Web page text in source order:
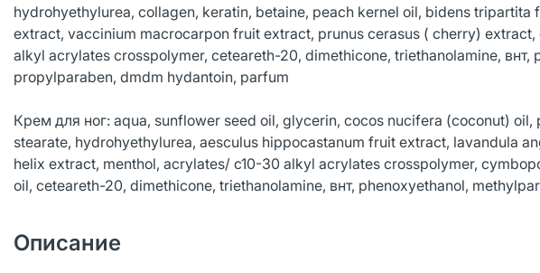
hydrohyethylurea, collagen, keratin, betaine, peach kernel oil, bidens
extract, vaccinium macrocarpon fruit extract, prunus cerasus ( cherry)
alkyl acrylates crosspolymer, ceteareth-20, dimethicone, triethanolamine,
propylparaben, dmdm hydantoin, parfum
Крем для ног: aqua, sunflower seed oil, glycerin, cocos nucifera (coconut)
stearate, hydrohyethylurea, аesculus hippocastanum fruit extract, lavandula
helix extract, menthol, acrylates/ c10-30 alkyl acrylates crosspolymer,
oil, ceteareth-20, dimethicone, triethanolamine, внт, phenoxyethanol,
Описание